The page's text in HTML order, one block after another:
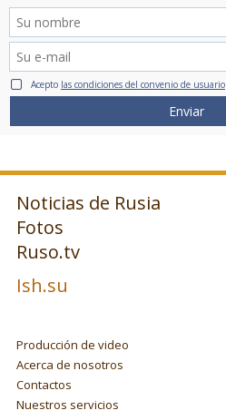
Acepto las condiciones del convenio de usuario
Enviar
Noticias de Rusia
Fotos
Ruso.tv
Ish.su
Producción de video
Acerca de nosotros
Contactos
Nuestros servicios